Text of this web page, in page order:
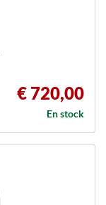
€ 720,00
En stock